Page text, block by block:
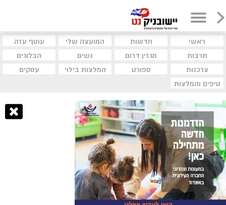
ראשי חדשות המועצה שלי
עוטף עזה
תרבות
מגזין דרום נשים
הבלוגים
צרכנות
ספורט המלצות בילוי
עסקים
טיפים והמלצות